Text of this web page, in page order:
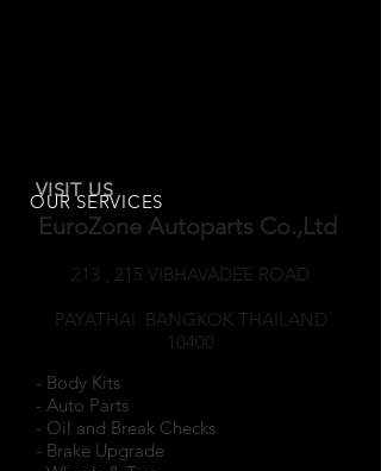
VISIT US
OUR SERVICES
EuroZone Autoparts Co.,Ltd
213 , 215 VIBHAVADEE ROAD
PAYATHAI BANGKOK THAILAND
10400
- Body Kits
- Auto Parts
- Oil and Break Checks
- Brake Upgrade